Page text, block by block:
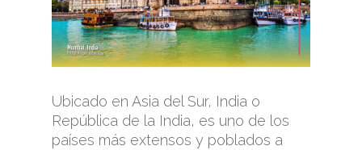
Ubicado en Asia del Sur, India o
República de la India, es uno de los
países más extensos y poblados a